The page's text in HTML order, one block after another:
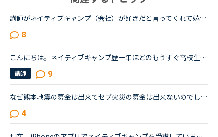
講師がネイティブキャンプ（会社）が好きだと言ってくれて嬉しかったです。ネイティブキャンプに入会してから５ケ月の間お世話になっている大好きな講師が言うにはネイティブキャンプはこれまで働いたESL（第二言...
8
こんにちは。ネイティブキャンプ歴一年ほどのもうすぐ高校生になるものです。私は英語が得意でネイティブキャンプと英語塾に通っています。しかしその塾では大量の宿題が出され、かなり高レベルな教材(今はローマ...
講師 9
なぜ熊本地震の募金は出来てセブ火災の募金は出来ないのでしょうか？以前別の方が立てたトピックで <a href="https://nativecamp.net/user/message-board/detail/842" target="_blank">https://nativecamp.net/user/message-board/detail/842</a> セブの火災について <a href="http://www.sunstar.com.ph/cebu/loca..." target="_blank">http://www.sunstar.com.ph/cebu/loca...</a>
4